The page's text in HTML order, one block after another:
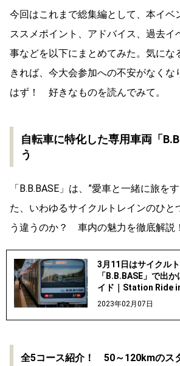
今回はこれまで総集編として、本イベ
ススメポイント、アドバイス、過去イ
事などを以下にまとめてみた。気にな
きれば、今大会参加への不安がなくな
はず！ 好きなものを読んでみて。
自転車に特化した専用車両「
う
「B.B.BASE」は、”愛車と一緒に旅を
た、いわゆるサイクルトレインのひと
う違うのか？ 車内の魅力を徹底解説！
3月11日はサイクル
「B.B.BASE」で出
イド｜Station Ride
2023年02月07日
全5コース紹介！ 50～120kmのス